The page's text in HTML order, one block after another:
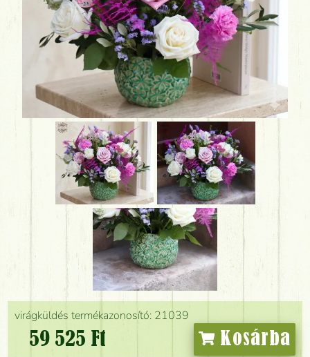
virágküldés termékazonosító: 21039
59 525 Ft Kosárba